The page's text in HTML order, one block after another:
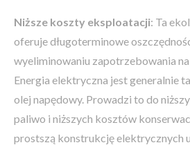
Niższe koszty eksploatacji: Ta
oferuje długoterminowe
wyeliminowaniu zapotrzebowania
Energia elektryczna jest generalnie
olej napędowy. Prowadzi to do
paliwo i niższych kosztów
prostszą konstrukcję elektrycznych